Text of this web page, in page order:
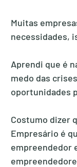
Muitas
necessidades,
Aprendi que é
medo das
oportunidades
Costumo dizer
Empresário é
empreendedor